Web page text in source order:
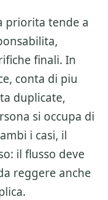
priorita tende a
finali. In
conta di piu
duplicate,
si occupa di
i casi, il
il flusso deve
reggere anche